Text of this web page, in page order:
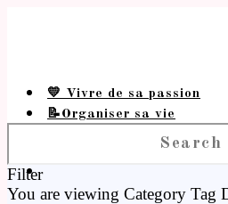
💛 Vivre de sa passion
📝Organiser sa vie
Filter
You are viewing Category Tag